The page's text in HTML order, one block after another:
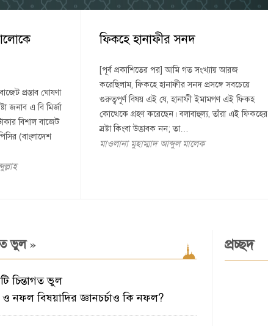
প্রস্তাব ঘোষণা
জনাব এ বি মির্জা
বিশাল বাজেট
(বাংলাদেশ
ফিকহে হানাফীর সনদ
[পূর্ব প্রকাশিতের পর] আমি গত সংখ্যায় আরজ
করেছিলাম, ফিকহে হানাফীর সনদ প্রসঙ্গে সবচেয়ে
গুরুত্বপূর্ণ বিষয় এই যে, হানাফী ইমামগণ এই ফিকহ
কোত্থেকে গ্রহণ করেছেন। বলাবাহুল্য, তাঁরা এই ফিকহের
স্রষ্টা কিংবা উদ্ভাবক নন; তা…
মাওলানা মুহাম্মাদ আব্দুল মালেক
ভুল»
চিন্তাগত ভুল
নফল বিষয়াদির জ্ঞানচর্চাও কি নফল?
প্রচ্ছদ